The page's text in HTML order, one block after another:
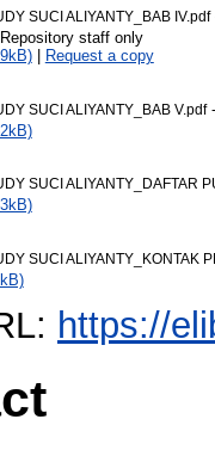
SUCI ALIYANTY_BAB IV.pdf
staff only
|
Request a copy
SUCI ALIYANTY_BAB V.pdf-
SUCI ALIYANTY_DAFTAR
SUCI ALIYANTY_KONTAK
https://